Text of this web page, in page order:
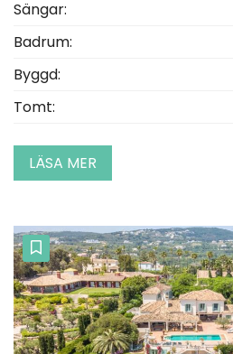
Sängar:
Badrum:
Byggd:
Tomt:
LÄSA MER